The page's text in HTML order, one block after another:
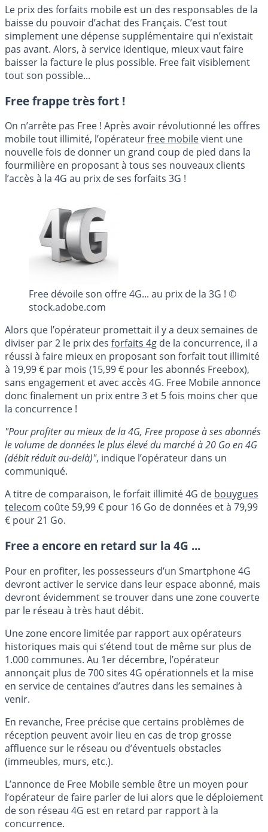
Le prix des forfaits mobile est un des responsables de la
baisse du pouvoir d’achat des Français. C’est tout
simplement une dépense supplémentaire qui n’existait
pas avant. Alors, à service identique, mieux vaut faire
baisser la facture le plus possible. Free fait visiblement
tout son possible...
Free frappe très fort !
On n’arrête pas Free ! Après avoir révolutionné les offres
mobile tout illimité, l’opérateurfree mobilevient une
nouvelle fois de donner un grand coup de pied dans la
fourmilière en proposant à tous ses nouveaux clients
l’accès à la 4G au prix de ses forfaits 3G !
Free dévoile son offre 4G... au prix de la 3G ! ©
stock.adobe.com
Alors que l’opérateur promettait il y a deux semaines de
diviser par 2 le prix des forfaits 4g de la concurrence, il a
réussi à faire mieux en proposant son forfait tout illimité
à 19,99 € par mois (15,99 € pour les abonnés Freebox),
sans engagement et avec accès 4G. Free Mobile annonce
donc finalement un prix entre 3 et 5 fois moins cher que
la concurrence !
"Pour profiter au mieux de la 4G, Free propose à ses abonnés
le volume de données le plus élevé du marché à 20 Go en 4G
(débit réduit au-delà)", indique l’opérateur dans un
communiqué.
A titre de comparaison, le forfait illimité 4G de bouygues
telecom coûte 59,99 € pour 16 Go de données et à 79,99
€ pour 21 Go.
Free a encore en retard sur la 4G ...
Pour en profiter, les possesseurs d’un Smartphone 4G
devront activer le service dans leur espace abonné, mais
devront évidemment se trouver dans une zone couverte
par le réseau à très haut débit.
Une zone encore limitée par rapport aux opérateurs
historiques mais qui s’étend tout de même sur plus de
1.000 communes. Au 1er décembre, l’opérateur
annonçait plus de 700 sites 4G opérationnels et la mise
en service de centaines d’autres dans les semaines à
venir.
En revanche, Free précise que certains problèmes de
réception peuvent avoir lieu en cas de trop grosse
affluence sur le réseau ou d’éventuels obstacles
(immeubles, murs, etc.).
L’annonce de Free Mobile semble être un moyen pour
l’opérateur de faire parler de lui alors que le déploiement
de son réseau 4G est en retard par rapport à la
concurrence.